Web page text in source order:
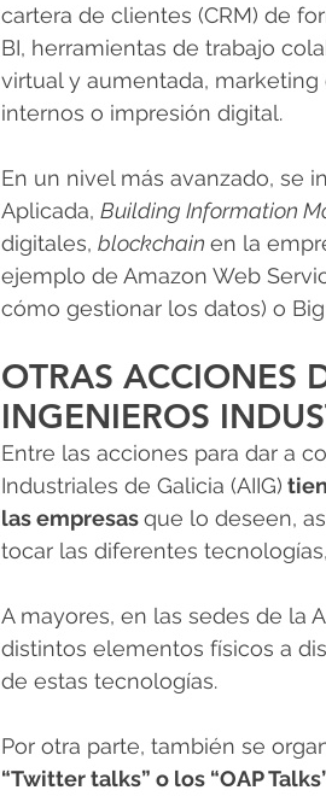
cartera de clientes (CRM) de
BI, herramientas de trabajo
virtual y aumentada,
internos o impresión digital.
En un nivel más avanzado, se
Aplicada, Building Information
digitales, blockchain en la
ejemplo de Amazon Web
cómo gestionar los datos) o
OTRAS ACCIONES
INGENIEROS
Entre las acciones para dar a
Industriales de Galicia (AIIG)
las empresas que lo deseen,
tocar las diferentes
A mayores, en las sedes de la
distintos elementos físicos a
de estas tecnologías.
Por otra parte, también se
“Twitter talks” o los “OAP